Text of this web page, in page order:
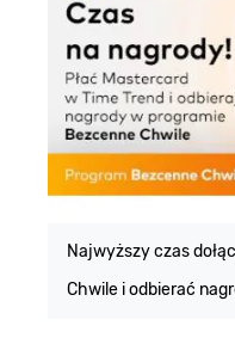
Najwyższy czas
Chwile i odbierać